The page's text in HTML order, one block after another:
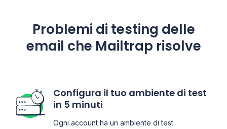
Problemi di testing delle
email che Mailtrap risolve
Configura il tuo ambiente di test
in 5 minuti
Ogni account ha un ambiente di test